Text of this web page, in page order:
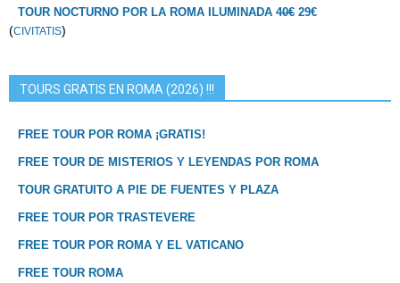
TOUR NOCTURNO POR LA ROMA ILUMINADA 40€ 29€
(CIVITATIS)
TOURS GRATIS EN ROMA (2026) !!!
FREE TOUR POR ROMA ¡GRATIS!
FREE TOUR DE MISTERIOS Y LEYENDAS POR ROMA
TOUR GRATUITO A PIE DE FUENTES Y PLAZA
FREE TOUR POR TRASTEVERE
FREE TOUR POR ROMA Y EL VATICANO
FREE TOUR ROMA